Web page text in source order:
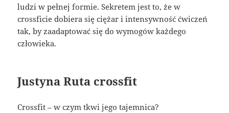
ludzi w pełnej formie. Sekretem jest to, że w
crossficie dobiera się ciężar i intensywność ćwiczeń
tak, by zaadaptować się do wymogów każdego
człowieka.
Justyna Ruta crossfit
Crossfit – w czym tkwi jego tajemnica?